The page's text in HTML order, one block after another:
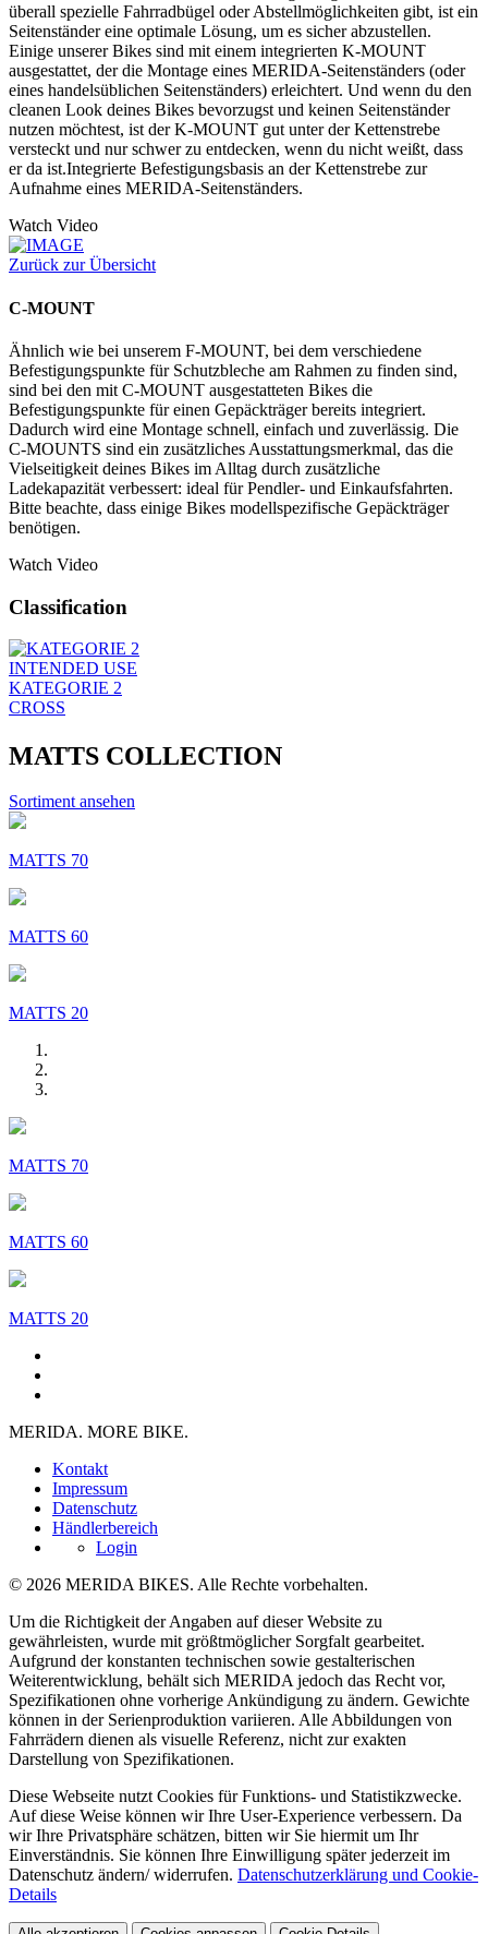
überall spezielle Fahrradbügel oder Abstellmöglichkeiten gibt, ist ein
Seitenständer eine optimale Lösung, um es sicher abzustellen.
Einige unserer Bikes sind mit einem integrierten K-MOUNT
ausgestattet, der die Montage eines MERIDA-Seitenständers (oder
eines handelsüblichen Seitenständers) erleichtert. Und wenn du den
cleanen Look deines Bikes bevorzugst und keinen Seitenständer
nutzen möchtest, ist der K-MOUNT gut unter der Kettenstrebe
versteckt und nur schwer zu entdecken, wenn du nicht weißt, dass
er da ist.Integrierte Befestigungsbasis an der Kettenstrebe zur
Aufnahme eines MERIDA-Seitenständers.
Watch Video
Zurück zur Übersicht
C-MOUNT
Ähnlich wie bei unserem F-MOUNT, bei dem verschiedene
Befestigungspunkte für Schutzbleche am Rahmen zu finden sind,
sind bei den mit C-MOUNT ausgestatteten Bikes die
Befestigungspunkte für einen Gepäckträger bereits integriert.
Dadurch wird eine Montage schnell, einfach und zuverlässig. Die
C-MOUNTS sind ein zusätzliches Ausstattungsmerkmal, das die
Vielseitigkeit deines Bikes im Alltag durch zusätzliche
Ladekapazität verbessert: ideal für Pendler- und Einkaufsfahrten.
Bitte beachte, dass einige Bikes modellspezifische Gepäckträger
benötigen.
Watch Video
Classification
INTENDED USE
KATEGORIE 2
CROSS
MATTS COLLECTION
Sortiment ansehen
MATTS 70
MATTS 60
MATTS 20
MATTS 70
MATTS 60
MATTS 20
MERIDA. MORE BIKE.
Kontakt
Impressum
Datenschutz
Händlerbereich
Login
© 2026 MERIDA BIKES. Alle Rechte vorbehalten.
Um die Richtigkeit der Angaben auf dieser Website zu
gewährleisten, wurde mit größtmöglicher Sorgfalt gearbeitet.
Aufgrund der konstanten technischen sowie gestalterischen
Weiterentwicklung, behält sich MERIDA jedoch das Recht vor,
Spezifikationen ohne vorherige Ankündigung zu ändern. Gewichte
können in der Serienproduktion variieren. Alle Abbildungen von
Fahrrädern dienen als visuelle Referenz, nicht zur exakten
Darstellung von Spezifikationen.
Diese Webseite nutzt Cookies für Funktions- und Statistikzwecke.
Auf diese Weise können wir Ihre User-Experience verbessern. Da
wir Ihre Privatsphäre schätzen, bitten wir Sie hiermit um Ihr
Einverständnis. Sie können Ihre Einwilligung später jederzeit im
Datenschutz ändern/ widerrufen. Datenschutzerklärung und Cookie-
Details